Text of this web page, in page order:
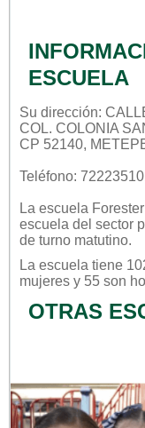
ESCUELA
Su dirección:
COL. COLONIA
CP 52140,
Teléfono:
La escuela
escuela del sector
de turno matutino.
La escuela tiene
mujeres y 55 son
OTRAS